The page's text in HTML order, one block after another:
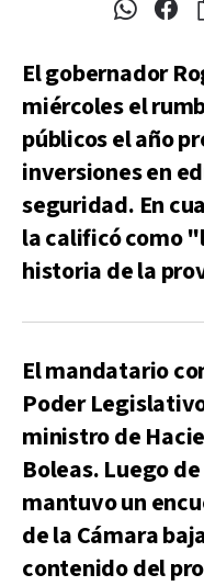
El gobernador
miércoles el
públicos el año
inversiones en
seguridad. En
la calificó como
historia de la
El mandatario
Poder
ministro de
Boleas. Luego
mantuvo un
de la Cámara
contenido del